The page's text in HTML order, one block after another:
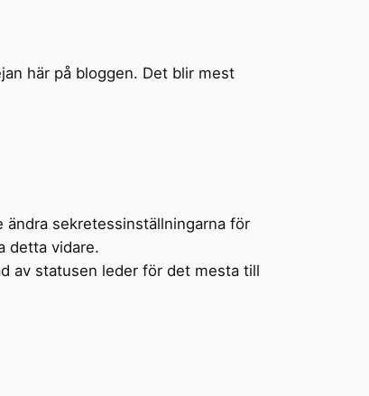
här på bloggen. Det blir mest
sekretessinställningarna för
detta vidare.
av statusen leder för det mesta till